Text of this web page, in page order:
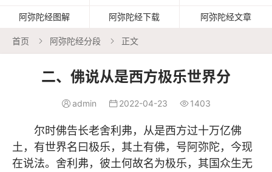
阿弥陀经图解 阿弥陀经下载 阿弥陀经文章
首页  阿弥陀经分段  正文
二、佛说从是西方极乐世界分
 admin  2022-04-23  1403
尔时佛告长老舍利弗，从是西方过十万亿佛
土，有世界名曰极乐，其土有佛，号阿弥陀，今现
在说法。舍利弗，彼土何故名为极乐，其国众生无